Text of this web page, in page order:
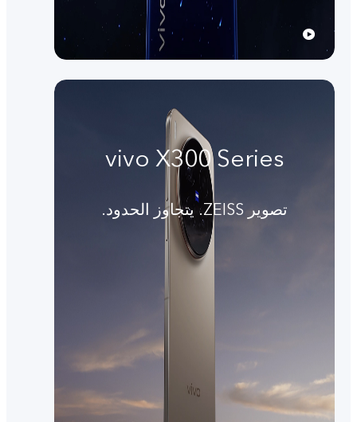
vivo X300 Series
تصوير ZEISS. يتجاوز الحدود.